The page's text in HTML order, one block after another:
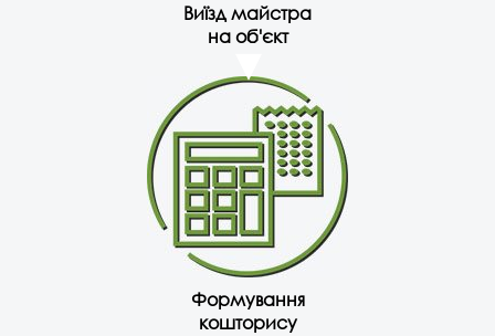
Виїзд майстра
на об'єкт
Формування
кошторису